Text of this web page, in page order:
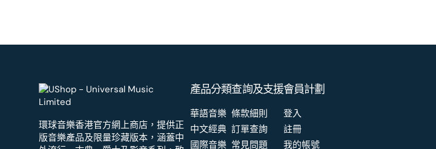
環球音樂香港官方網上商店，提供正
版音樂產品及限量珍藏版本，涵蓋中
產品分類
華語音樂
中文經典
國際音樂
查詢及支援
條款細則
訂單查詢
常見問題
會員計劃
登入
註冊
我的帳號